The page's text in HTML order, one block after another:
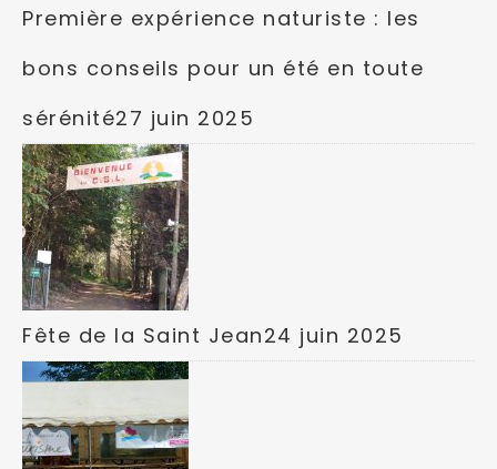
Première expérience naturiste : les
bons conseils pour un été en toute
sérénité27 juin 2025
Fête de la Saint Jean24 juin 2025